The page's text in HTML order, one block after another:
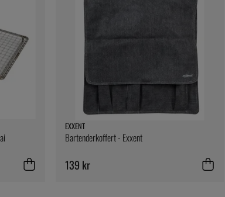
EXXENT
Bartenderkoffert - Exxent
139 kr